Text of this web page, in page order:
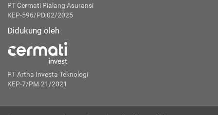
PT Cermati Pialang Asuransi
KEP-596/PD.02/2025
Didukung oleh
PT Artha Investa Teknologi
KEP-7/PM.21/2021